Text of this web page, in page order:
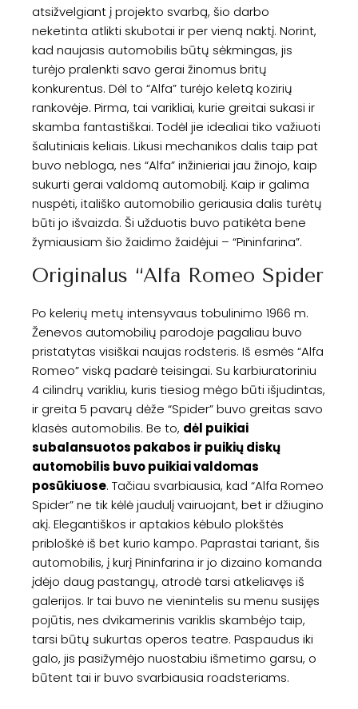
atsižvelgiant į projekto svarbą, šio darbo
neketinta atlikti skubotai ir per vieną naktį. Norint,
kad naujasis automobilis būtų sėkmingas, jis
turėjo pralenkti savo gerai žinomus britų
konkurentus. Dėl to “Alfa” turėjo keletą kozirių
rankovėje. Pirma, tai varikliai, kurie greitai sukasi ir
skamba fantastiškai. Todėl jie idealiai tiko važiuoti
šalutiniais keliais. Likusi mechanikos dalis taip pat
buvo nebloga, nes “Alfa” inžinieriai jau žinojo, kaip
sukurti gerai valdomą automobilį. Kaip ir galima
nuspėti, itališko automobilio geriausia dalis turėtų
būti jo išvaizda. Ši užduotis buvo patikėta bene
žymiausiam šio žaidimo žaidėjui – “Pininfarina”.
Originalus “Alfa Romeo Spider
Po kelerių metų intensyvaus tobulinimo 1966 m.
Ženevos automobilių parodoje pagaliau buvo
pristatytas visiškai naujas rodsteris. Iš esmės “Alfa
Romeo” viską padarė teisingai. Su karbiuratoriniu
4 cilindrų varikliu, kuris tiesiog mėgo būti išjudintas,
ir greita 5 pavarų dėže “Spider” buvo greitas savo
klasės automobilis. Be to, dėl puikiai
subalansuotos pakabos ir puikių diskų
automobilis buvo puikiai valdomas
posūkiuose. Tačiau svarbiausia, kad “Alfa Romeo
Spider” ne tik kėlė jaudulį vairuojant, bet ir džiugino
akį. Elegantiškos ir aptakios kėbulo plokštės
pribloškė iš bet kurio kampo. Paprastai tariant, šis
automobilis, į kurį Pininfarina ir jo dizaino komanda
įdėjo daug pastangų, atrodė tarsi atkeliavęs iš
galerijos. Ir tai buvo ne vienintelis su menu susijęs
pojūtis, nes dvikamerinis variklis skambėjo taip,
tarsi būtų sukurtas operos teatre. Paspaudus iki
galo, jis pasižymėjo nuostabiu išmetimo garsu, o
būtent tai ir buvo svarbiausia roadsteriams.